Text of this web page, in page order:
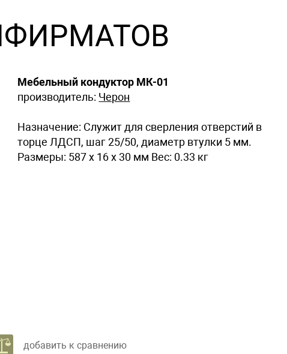
Мебельный кондуктор МК-01
производитель: Черон
Назначение: Служит для сверления отверстий в
торце ЛДСП, шаг 25/50, диаметр втулки 5 мм.
Размеры: 587 x 16 x 30 мм Вес: 0.33 кг
добавить к сравнению